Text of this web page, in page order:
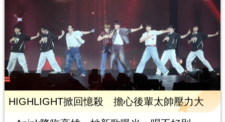
HIGHLIGHT掀回憶殺 擔心後輩太帥壓力大